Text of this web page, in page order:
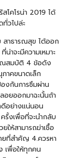
โคโรน่า 2019 ได้
วไปล่ะ
สาธารณสุข ได้ออก
าจะมีความเหมาะ
ณสมบัติ 4 ข้อดัง
าคขนาดเล็ก
งกันการซึมผ่าน
อยออกมาฉะนั้นถ้า
ดีอย่างแน่นอน
รั้งเพื่อที่จะนำกลับ
ให้สามารถฆ่าเชื้อ
ยที่สำคัญ 4.ควรหา
เพื่อให้ทุกคน